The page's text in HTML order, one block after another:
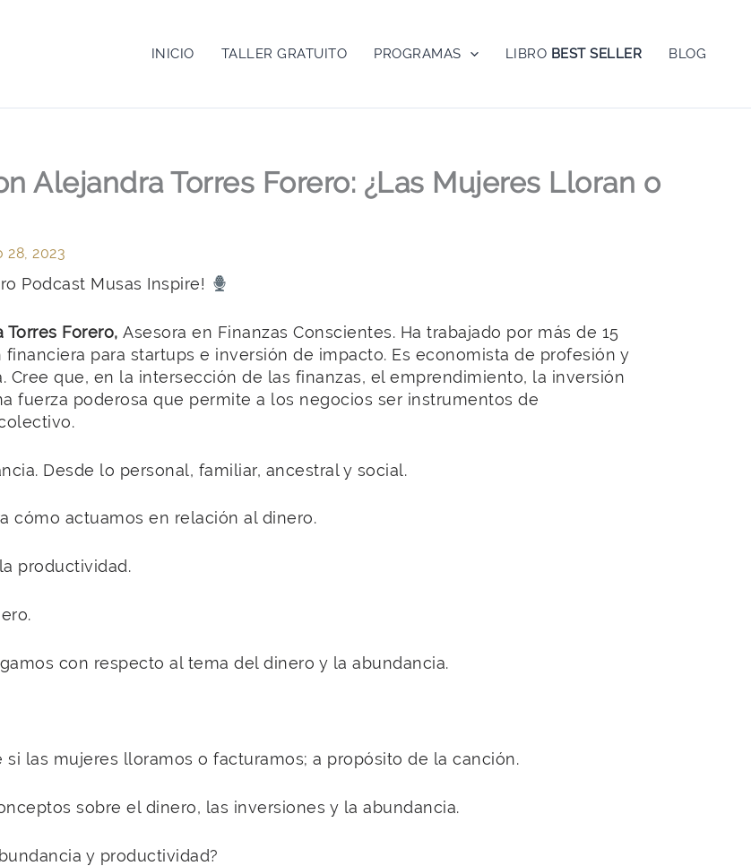
INICIO TALLER GRATUITO PROGRAMAS LIBRO BEST SELLER BLOG
Alejandra Torres Forero: ¿Las Mujeres Lloran o
28, 2023
Podcast Musas Inspire!
Torres Forero, Asesora en Finanzas Conscientes. Ha trabajado por más de 15
para startups e inversión de impacto. Es economista de profesión y
que, en la intersección de las finanzas, el emprendimiento, la inversión
fuerza poderosa que permite a los negocios ser instrumentos de
Desde lo personal, familiar, ancestral y social.
cómo actuamos en relación al dinero.
productividad.
con respecto al tema del dinero y la abundancia.
las mujeres lloramos o facturamos; a propósito de la canción.
sobre el dinero, las inversiones y la abundancia.
y productividad?